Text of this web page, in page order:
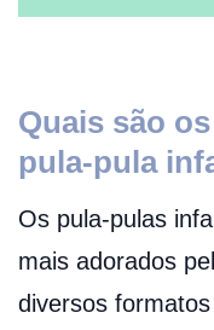
Quais são
pula-pula
Os pula-pulas
mais adorados
diversos